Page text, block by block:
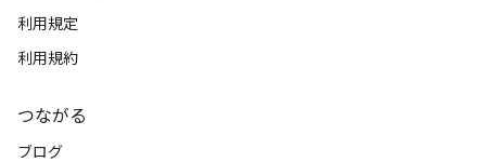
利用規定
利用規約
つながる
ブログ